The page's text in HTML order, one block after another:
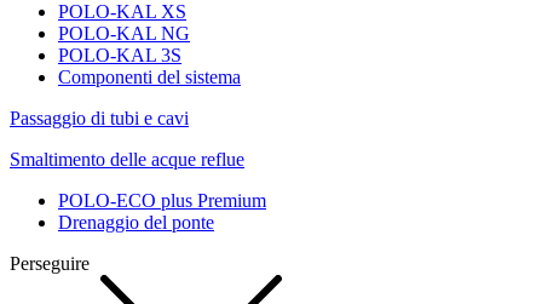
POLO-KAL XS
POLO-KAL NG
POLO-KAL 3S
Componenti del sistema
Passaggio di tubi e cavi
Smaltimento delle acque reflue
POLO-ECO plus Premium
Drenaggio del ponte
Perseguire